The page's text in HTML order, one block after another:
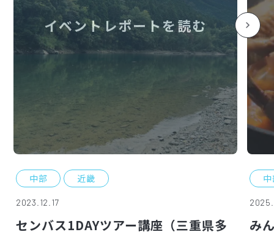
イベントレポートを読む
中部 近畿
2023.12.17
センバス1DAYツアー講座（三重県多
み